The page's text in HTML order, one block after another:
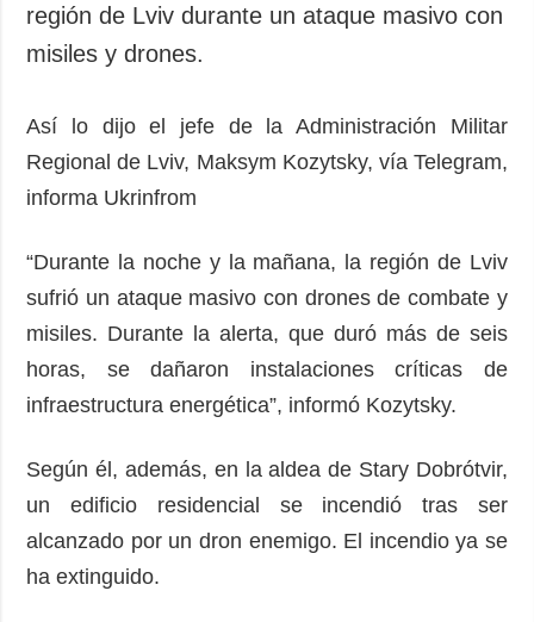
región de Lviv durante un ataque masivo con
misiles y drones.
Así lo dijo el jefe de la Administración Militar
Regional de Lviv, Maksym Kozytsky, vía Telegram,
informa Ukrinfrom
“Durante la noche y la mañana, la región de Lviv
sufrió un ataque masivo con drones de combate y
misiles. Durante la alerta, que duró más de seis
horas, se dañaron instalaciones críticas de
infraestructura energética”, informó Kozytsky.
Según él, además, en la aldea de Stary Dobrótvir,
un edificio residencial se incendió tras ser
alcanzado por un dron enemigo. El incendio ya se
ha extinguido.